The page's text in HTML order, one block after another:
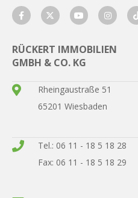
RÜCKERT IMMOBILIEN
GMBH & CO. KG
Rheingaustraße 51
65201 Wiesbaden
Tel.: 06 11 - 18 5 18 28
Fax: 06 11 - 18 5 18 29